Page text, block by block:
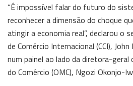
“É impossível falar do futuro do
reconhecer a dimensão do choque
atingir a economia real”, declarou o
de Comércio Internacional (CCI),
num painel ao lado da diretora-geral
do Comércio (OMC), Ngozi Okonjo-